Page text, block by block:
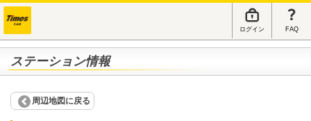
ログイン FAQ
ステーション情報
周辺地図に戻る